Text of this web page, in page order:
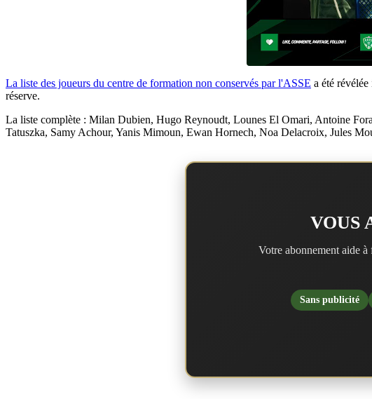
La liste des joueurs du centre de formation non conservés par l'ASSE a été
réserve.
La liste complète : Milan Dubien, Hugo Reynoudt, Lounes El Omari, Antoine
Tatuszka, Samy Achour, Yanis Mimoun, Ewan Hornech, Noa Delacroix, Jules
VOUS
Votre abonnement aide
Sans publicité